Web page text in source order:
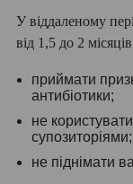
У віддаленому
від 1,5 до 2
приймати
антибіотики;
не
супозиторіями;
не піднімати